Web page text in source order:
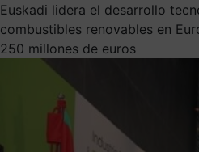
Euskadi lidera el desarrollo
combustibles renovables en
250 millones de euros